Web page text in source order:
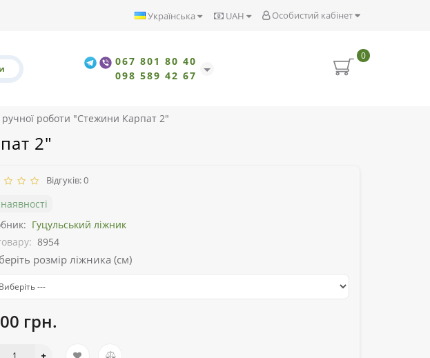
Особистий кабінет
UAH
Українська
067 801 80 40
098 589 42 67
0
ручної роботи "Стежини Карпат 2"
2"
Відгуків: 0
Гуцульський ліжник
8954
розмір ліжника (см)
грн.